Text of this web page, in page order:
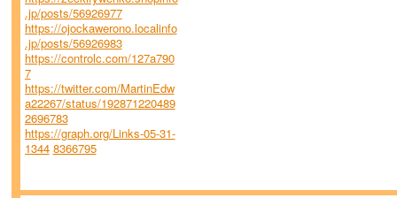
.jp/posts/56926977
https://ojockawerono.localinfo
.jp/posts/56926983
https://controlc.com/127a790
7
https://twitter.com/MartinEdw
a22267/status/192871220489
2696783
https://graph.org/Links-05-31-
1344 8366795